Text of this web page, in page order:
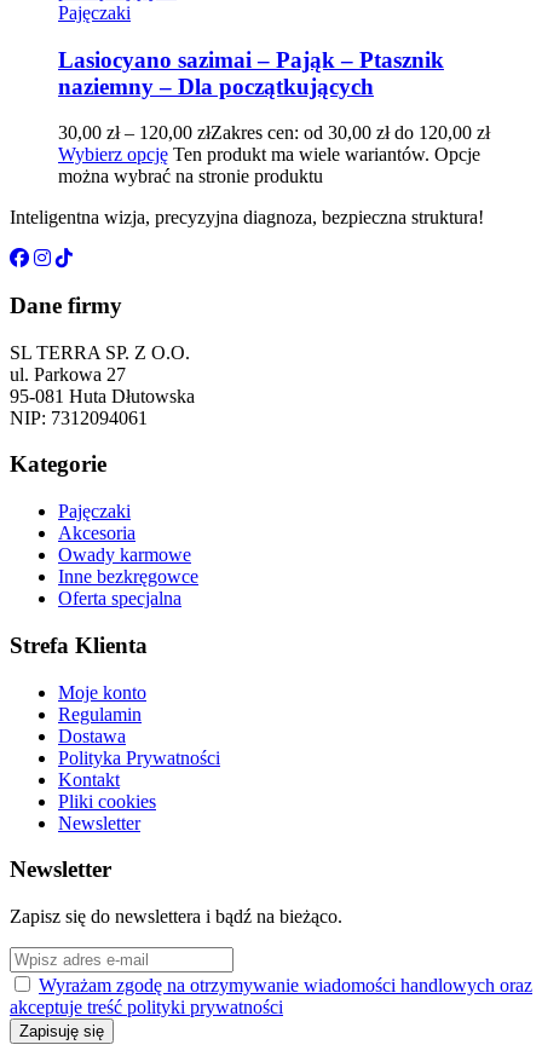
Pajęczaki
Lasiocyano sazimai – Pająk – Ptasznik
naziemny – Dla początkujących
30,00 zł – 120,00 złZakres cen: od 30,00 zł do 120,00 zł
Wybierz opcję Ten produkt ma wiele wariantów. Opcje
można wybrać na stronie produktu
Inteligentna wizja, precyzyjna diagnoza, bezpieczna struktura!
Dane firmy
SL TERRA SP. Z O.O.
ul. Parkowa 27
95-081 Huta Dłutowska
NIP: 7312094061
Kategorie
Pajęczaki
Akcesoria
Owady karmowe
Inne bezkręgowce
Oferta specjalna
Strefa Klienta
Moje konto
Regulamin
Dostawa
Polityka Prywatności
Kontakt
Pliki cookies
Newsletter
Newsletter
Zapisz się do newslettera i bądź na bieżąco.
Wyrażam zgodę na otrzymywanie wiadomości handlowych oraz
akceptuje treść polityki prywatności